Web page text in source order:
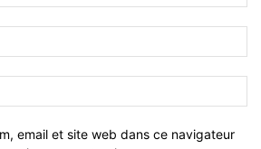
email et site web dans ce navigateur